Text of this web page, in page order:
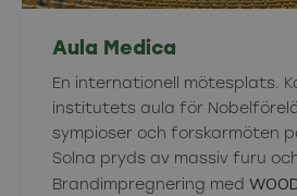
Aula Medica
En internationell mötesplats.
institutets aula för
sympioser och forskarmöten
Solna pryds av massiv furu
Brandimpregnering med